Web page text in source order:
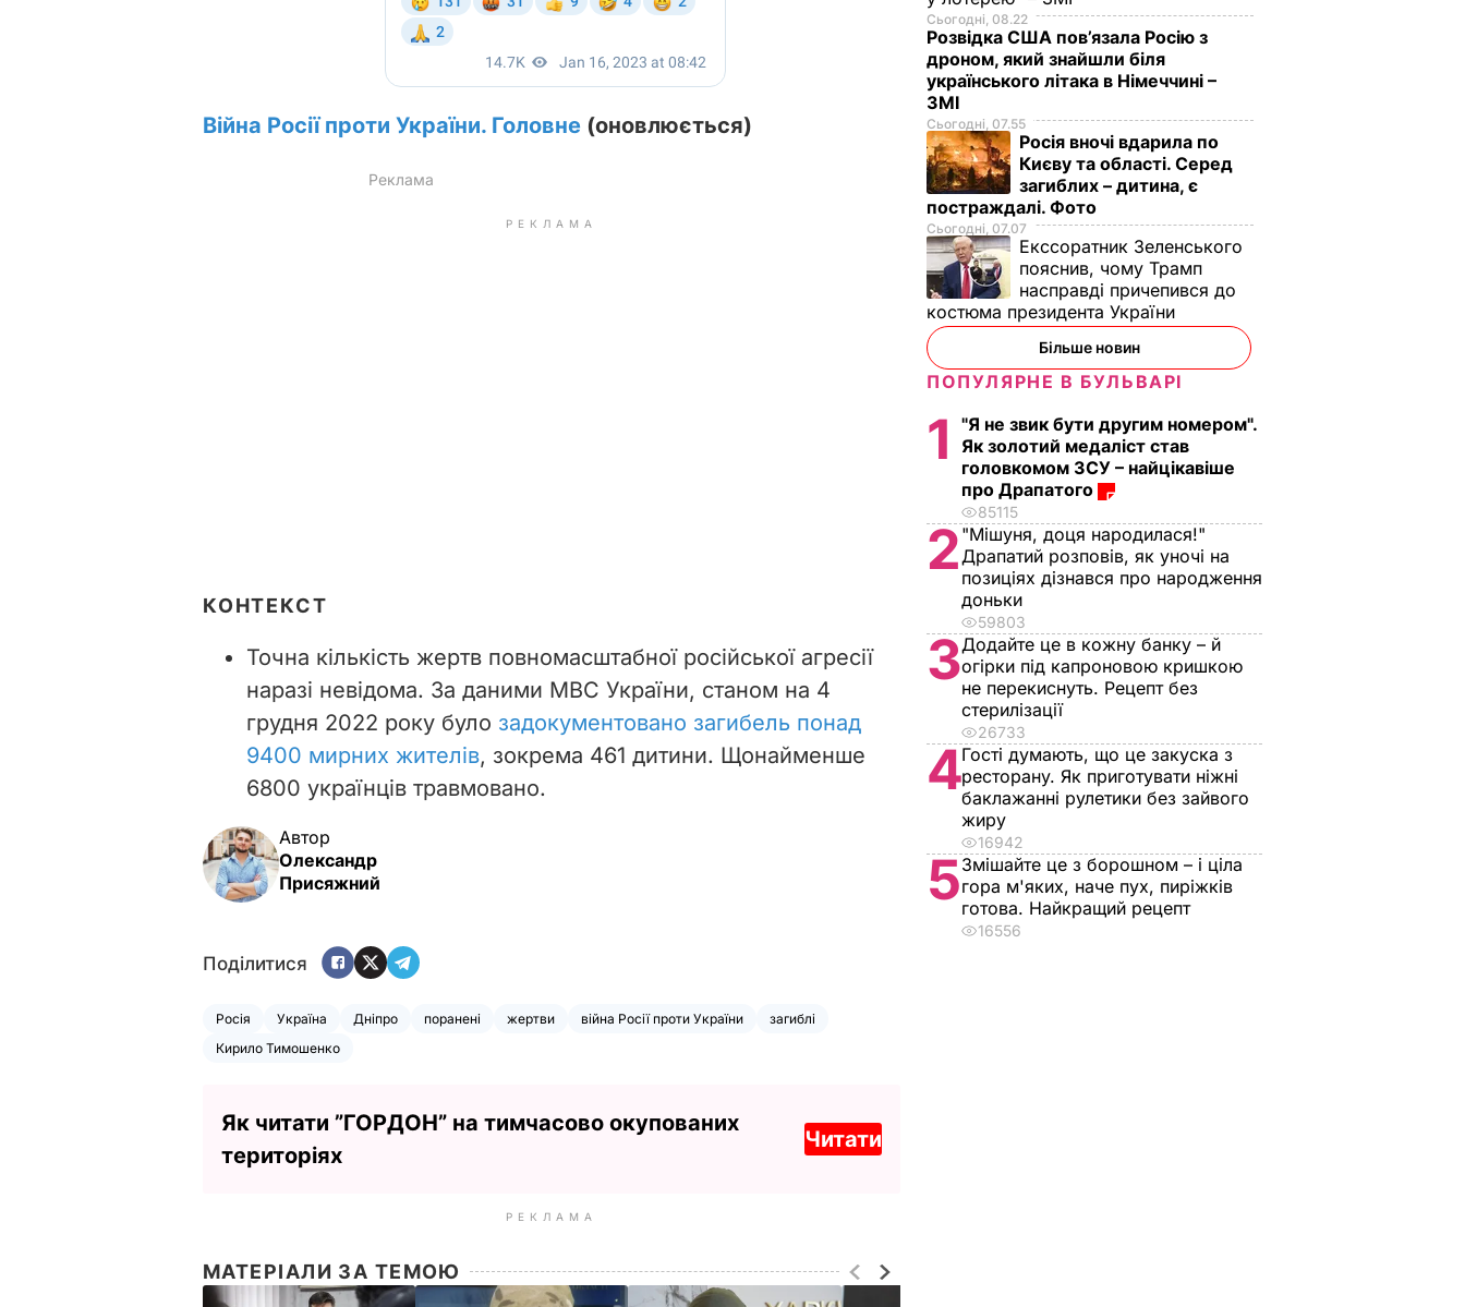
Війна Росії проти України. Головне (оновлюється)
РЕКЛАМА
КОНТЕКСТ
Точна кількість жертв повномасштабної російської агресії
наразі невідома. За даними МВС України, станом на 4
грудня 2022 року було задокументовано загибель понад
9400 мирних жителів, зокрема 461 дитини. Щонайменше
6800 українців травмовано.
Автор
Олександр
Присяжний
Поділитися
Росія Україна Дніпро поранені жертви війна Росії проти України
загиблі
Кирило Тимошенко
Як читати ”ГОРДОН” на тимчасово окупованих
територіях
Читати
РЕКЛАМА
МАТЕРІАЛИ ЗА ТЕМОЮ
Сьогодні, 08.22
Розвідка США пов’язала Росію з
дроном, який знайшли біля
українського літака в Німеччині –
ЗМІ
Сьогодні, 07.55
Росія вночі вдарила по
Києву та області. Серед
загиблих – дитина, є
постраждалі. Фото
Сьогодні, 07.07
Екссоратник Зеленського
пояснив, чому Трамп
насправді причепився до
костюма президента України
Більше новин
ПОПУЛЯРНЕ В БУЛЬВАРІ
1
"Я не звик бути другим номером".
Як золотий медаліст став
головкомом ЗСУ – найцікавіше
про Драпатого
85115
2 "Мішуня, доця народилася!"
Драпатий розповів, як уночі на
позиціях дізнався про народження
доньки
59803
3Додайте це в кожну банку – й
огірки під капроновою кришкою
не перекиснуть. Рецепт без
стерилізації
26733
4Гості думають, що це закуска з
ресторану. Як приготувати ніжні
баклажанні рулетики без зайвого
жиру
16942
5Змішайте це з борошном – і ціла
гора м'яких, наче пух, пиріжків
готова. Найкращий рецепт
16556